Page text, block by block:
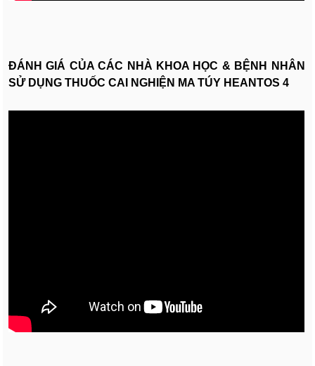
ĐÁNH GIÁ CỦA CÁC NHÀ KHOA HỌC & BỆNH NHÂN
SỬ DỤNG THUỐC CAI NGHIỆN MA TÚY HEANTOS 4